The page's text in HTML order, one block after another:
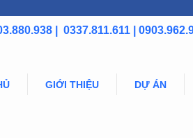
| 0337.811.611 |
GIỚI THIỆU DỰ ÁN